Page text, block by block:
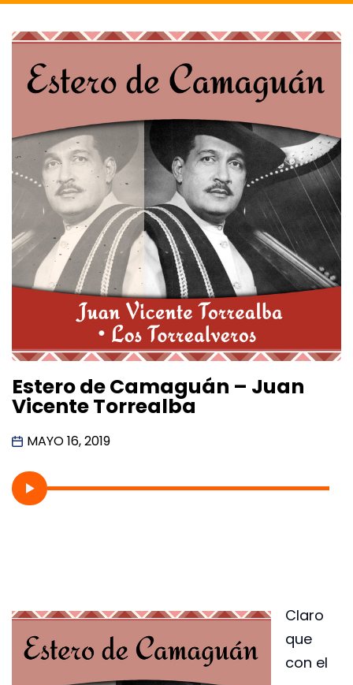
Estero de Camaguán – Juan
Vicente Torrealba
MAYO 16, 2019
Claro
que
con el